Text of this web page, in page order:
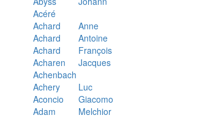
Acéré
Achard
Anne
Achard
Antoine
Achard
François
Acharen
Jacques
Achenbach
Achery
Luc
Aconcio
Giacomo
Adam
Melchior